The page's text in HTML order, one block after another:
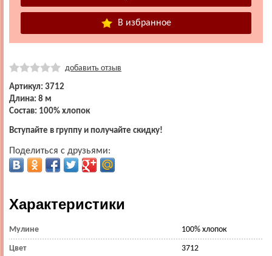
В избранное
добавить отзыв
Артикул: 3712
Длина: 8 м
Состав: 100% хлопок
Вступайте в группу и получайте скидку!
Поделиться с друзьями:
Характеристики
Мулине 100% хлопок
Цвет 3712